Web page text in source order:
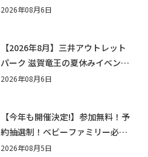
ゃん向けイベントに出演しません
2026年08月6日
【2026年8月】三井アウトレット
パーク 滋賀竜王の夏休みイベント
まとめ！びしょぬれ水あそび・激
2026年08月6日
【今年も開催決定!】参加無料！予
約抽選制！ベビーファミリー必見
☆入場無料☆10/29(木)30(金)ママ
2026年08月5日